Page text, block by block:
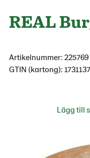
REAL
Artikelnummer: 225769
GTIN (kartong):
Lägg till